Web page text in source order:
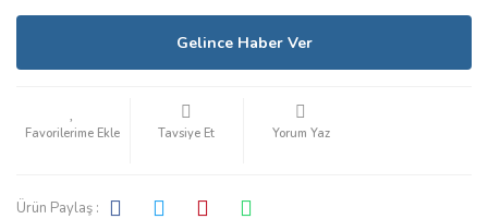
Gelince Haber Ver
Tavsiye Et Yorum Yaz
Ürün Paylaş :